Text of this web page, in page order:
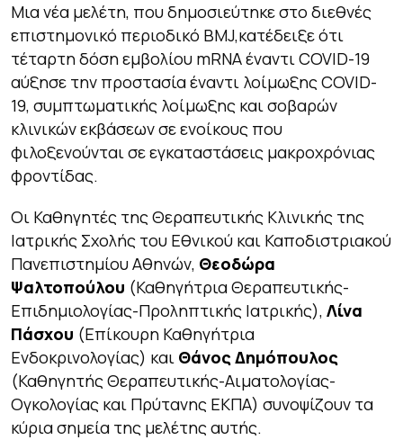
Μια νέα μελέτη, που δημοσιεύτηκε στο διεθνές
επιστημονικό περιοδικό BMJ,κατέδειξε ότι
τέταρτη δόση εμβολίου mRNA έναντι COVID-19
αύξησε την προστασία έναντι λοίμωξης COVID-
19, συμπτωματικής λοίμωξης και σοβαρών
κλινικών εκβάσεων σε ενοίκους που
φιλοξενούνται σε εγκαταστάσεις μακροχρόνιας
φροντίδας.
Οι Καθηγητές της Θεραπευτικής Κλινικής της
Ιατρικής Σχολής του Εθνικού και Καποδιστριακού
Πανεπιστημίου Αθηνών, Θεοδώρα
Ψαλτοπούλου (Καθηγήτρια Θεραπευτικής-
Επιδημιολογίας-Προληπτικής Ιατρικής), Λίνα
Πάσχου (Επίκουρη Καθηγήτρια
Ενδοκρινολογίας) και Θάνος Δημόπουλος
(Καθηγητής Θεραπευτικής-Αιματολογίας-
Ογκολογίας και Πρύτανης ΕΚΠΑ) συνοψίζουν τα
κύρια σημεία της μελέτης αυτής.